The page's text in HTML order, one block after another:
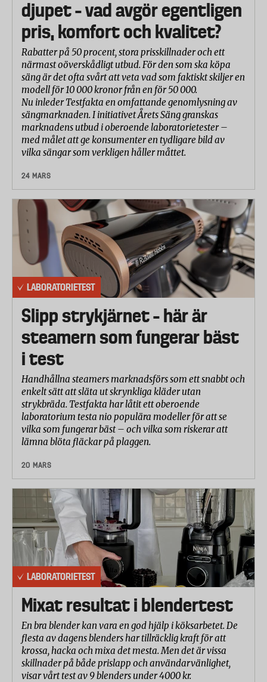
djupet – vad avgör egentligen
pris, komfort och kvalitet?
Rabatter på 50 procent, stora prisskillnader och ett
närmast oöverskådligt utbud. För den som ska köpa
säng är det ofta svårt att veta vad som faktiskt skiljer en
modell för 10 000 kronor från en för 50 000.
Nu inleder Testfakta en omfattande genomlysning av
sängmarknaden. I initiativet Årets Säng granskas
marknadens utbud i oberoende laboratorietester –
med målet att ge konsumenter en tydligare bild av
vilka sängar som verkligen håller måttet.
24 MARS
LABORATORIETEST
Slipp strykjärnet – här är
steamern som fungerar bäst
i test
Handhållna steamers marknadsförs som ett snabbt och
enkelt sätt att släta ut skrynkliga kläder utan
strykbräda. Testfakta har låtit ett oberoende
laboratorium testa nio populära modeller för att se
vilka som fungerar bäst – och vilka som riskerar att
lämna blöta fläckar på plaggen.
20 MARS
LABORATORIETEST
Mixat resultat i blendertest
En bra blender kan vara en god hjälp i köksarbetet. De
flesta av dagens blenders har tillräcklig kraft för att
krossa, hacka och mixa det mesta. Men det är vissa
skillnader på både prislapp och användarvänlighet,
visar vårt test av 9 blenders under 4000 kr.